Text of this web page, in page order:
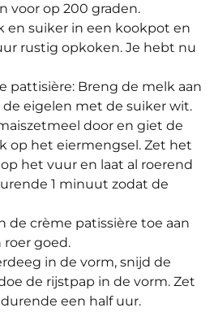
voor op 200 graden.
en suiker in een kookpot en
rustig opkoken. Je hebt nu
pattisière: Breng de melk aan
de eigelen met de suiker wit.
door en giet de
op het eiermengsel. Zet het
het vuur en laat al roerend
1 minuut zodat de
de crème patissière toe aan
roer goed.
in de vorm, snijd de
de rijstpap in de vorm. Zet
een half uur.